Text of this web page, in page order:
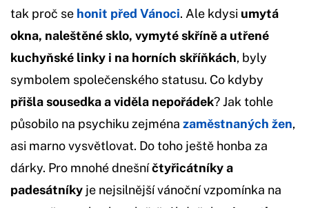
tak proč se honit před Vánoci. Ale kdysi umytá
okna, naleštěné sklo, vymyté skříně a utřené
kuchyňské linky i na horních skříňkách, byly
symbolem společenského statusu. Co kdyby
přišla sousedka a viděla nepořádek? Jak tohle
působilo na psychiku zejména zaměstnaných žen,
asi marno vysvětlovat. Do toho ještě honba za
dárky. Pro mnohé dnešníčtyřicátníky a
padesátníky je nejsilnější vánoční vzpomínka na